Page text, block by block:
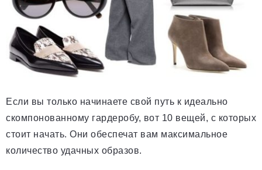
Если вы только начинаете свой путь к идеально
скомпонованному гардеробу, вот 10 вещей, с которых
стоит начать. Они обеспечат вам максимальное
количество удачных образов.